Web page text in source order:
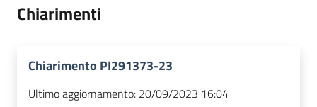
Chiarimenti
Chiarimento PI291373-23
Ultimo aggiornamento: 20/09/2023 16:04